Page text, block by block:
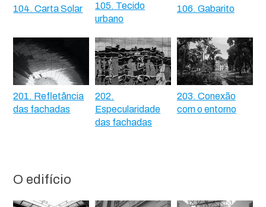
104. Carta Solar
105. Tecido
urbano
106. Gabarito
201. Refletância
das fachadas
202.
Especularidade
das fachadas
203. Conexão
com o entorno
O edifício